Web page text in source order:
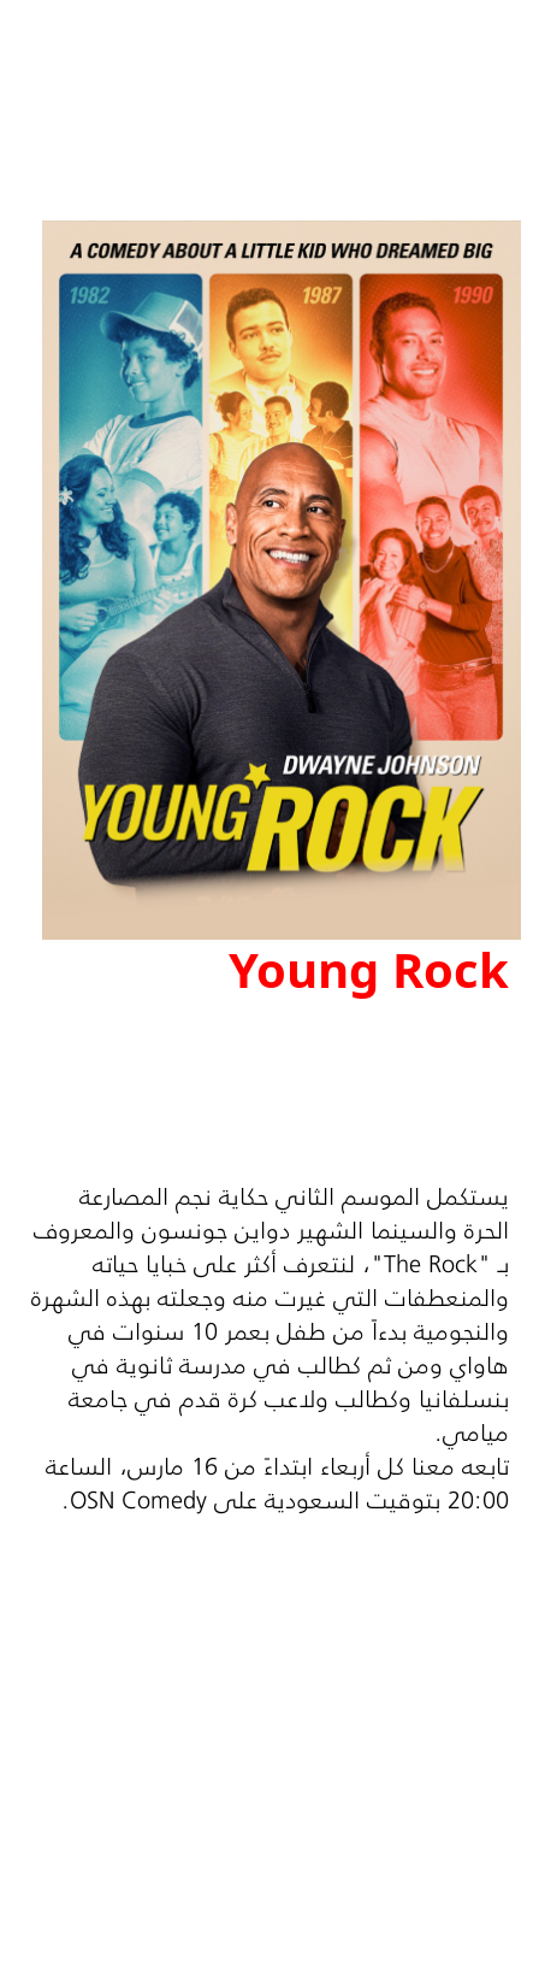
Young Rock
يستكمل الموسم الثاني حكاية نجم المصارعة
الحرة والسينما الشهير دواين جونسون والمعروف
بـ "The Rock"، لنتعرف أكثر على خبايا حياته
والمنعطفات التي غيرت منه وجعلته بهذه الشهرة
والنجومية بدءاً من طفل بعمر 10 سنوات في
هاواي ومن ثم كطالب في مدرسة ثانوية في
بنسلفانيا وكطالب ولاعب كرة قدم في جامعة
ميامي.
تابعه معنا كل أربعاء ابتداءً من 16 مارس، الساعة
20:00 بتوقيت السعودية على OSN Comedy
.